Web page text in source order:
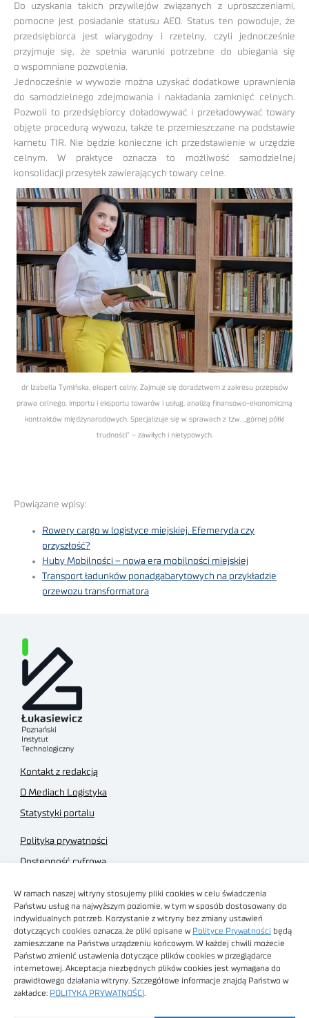
W ramach naszej witryny stosujemy pliki cookies w celu świadczenia
Państwu usług na najwyższym poziomie, w tym w sposób dostosowany do
indywidualnych potrzeb. Korzystanie z witryny bez zmiany ustawień
dotyczących cookies oznacza, że pliki opisane w Polityce Prywatności będą
zamieszczane na Państwa urządzeniu końcowym. W każdej chwili możecie
Państwo zmienić ustawienia dotyczące plików cookies w przeglądarce
internetowej. Akceptacja niezbędnych plików cookies jest wymagana do
prawidłowego działania witryny. Szczegółowe informacje znajdą Państwo w
zakładce: POLITYKA PRYWATNOŚCI
Do uzyskania takich przywilejów związanych z uproszczeniami,
pomocne jest posiadanie statusu AEO. Status ten powoduje, że
przedsiębiorca jest wiarygodny i rzetelny, czyli jednocześnie
przyjmuje się, że spełnia warunki potrzebne do ubiegania się
o wspomniane pozwolenia.
Jednocześnie w wywozie można uzyskać dodatkowe uprawnienia
do samodzielnego zdejmowania i nakładania zamknięć celnych.
Pozwoli to przedsiębiorcy doładowywać i przeładowywać towary
objęte procedurą wywozu, także te przemieszczane na podstawie
karnetu TIR. Nie będzie konieczne ich przedstawienie w urzędzie
celnym. W praktyce oznacza to możliwość samodzielnej
konsolidacji przesyłek zawierających towary celne.
dr Izabella Tymińska, ekspert celny. Zajmuje się doradztwem z zakresu przepisów
prawa celnego, importu i eksportu towarów i usług, analizą finansowo-ekonomiczną
kontraktów międzynarodowych. Specjalizuje się w sprawach z tzw. „górnej półki
trudności” – zawiłych i nietypowych.
Powiązane wpisy:
Rowery cargo w logistyce miejskiej. Efemeryda czy
przyszłość?
Huby Mobilności – nowa era mobilności miejskiej
Transport ładunków ponadgabarytowych na przykładzie
przewozu transformatora
Kontakt z redakcją
O Mediach Logistyka
Statystyki portalu
Polityka prywatności
Dostępność cyfrowa
Regulamin sklepu
Obrazy stockowe
autorstwa